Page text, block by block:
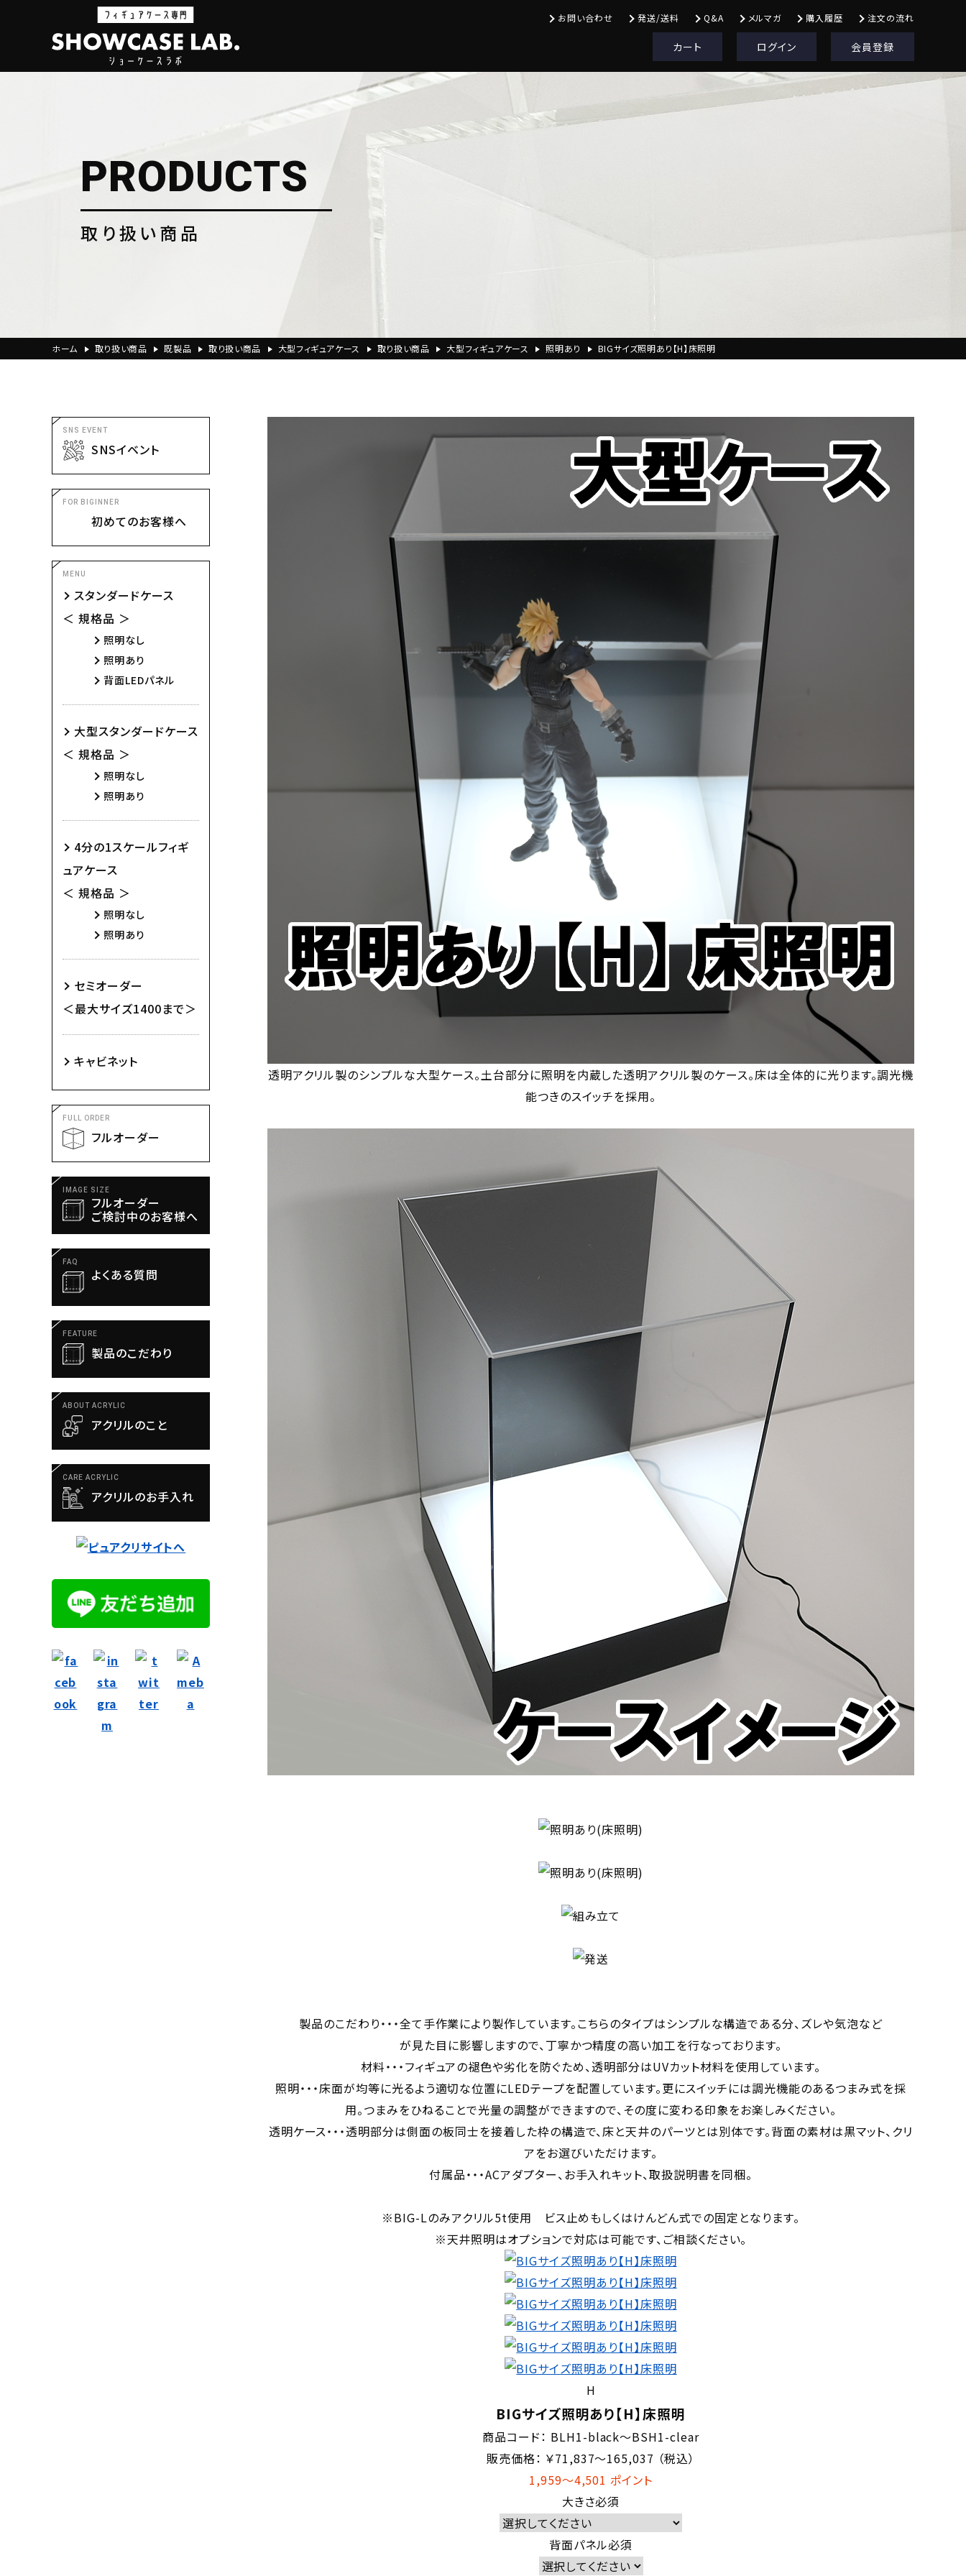
お問い合わせ 発送/送料 Q&A メルマガ 購入履歴 注文の流れ
カート ログイン 会員登録
PRODUCTS
取り扱い商品
ホーム 取り扱い商品 既製品 取り扱い商品 大型フィギュアケース 取り扱い商品 大型フィギュアケース 照明あり BIGサイズ照明あり【H】床照明
透明アクリル製のシンプルな大型ケース。土台部分に照明を内蔵した透明アクリル製のケース。床は全体的に光ります。調光機
能つきのスイッチを採用。
製品のこだわり・・・全て手作業により製作しています。こちらのタイプはシンプルな構造である分、ズレや気泡など
が見た目に影響しますので、丁寧かつ精度の高い加工を行なっております。
材料・・・フィギュアの褪色や劣化を防ぐため、透明部分はUVカット材料を使用しています。
照明・・・床面が均等に光るよう適切な位置にLEDテープを配置しています。更にスイッチには調光機能のあるつまみ式を採
用。つまみをひねることで光量の調整ができますので、その度に変わる印象をお楽しみください。
透明ケース・・・透明部分は側面の板同士を接着した枠の構造で、床と天井のパーツとは別体です。背面の素材は黒マット、クリ
アをお選びいただけます。
付属品・・・ACアダプター、お手入れキット、取扱説明書を同梱。
※BIG-Lのみアクリル5t使用 ビス止めもしくはけんどん式での固定となります。
※天井照明はオプションで対応は可能です、ご相談ください。
H
BIGサイズ照明あり【H】床照明
商品コード： BLH1-black～BSH1-clear
販売価格： ￥71,837～165,037 （税込）
1,959～4,501 ポイント
大きさ必須
背面パネル必須
SNS EVENT
SNSイベント
FOR BIGINNER
初めてのお客様へ
MENU
スタンダードケース
＜ 規格品 ＞
照明なし
照明あり
背面LEDパネル
大型スタンダードケース
＜ 規格品 ＞
照明なし
照明あり
4分の1スケールフィギ
ュアケース
＜ 規格品 ＞
照明なし
照明あり
セミオーダー
＜最大サイズ1400まで＞
キャビネット
FULL ORDER
フルオーダー
IMAGE SIZE
フルオーダー
ご検討中のお客様へ
FAQ
よくある質問
FEATURE
製品のこだわり
ABOUT ACRYLIC
アクリルのこと
CARE ACRYLIC
アクリルのお手入れ